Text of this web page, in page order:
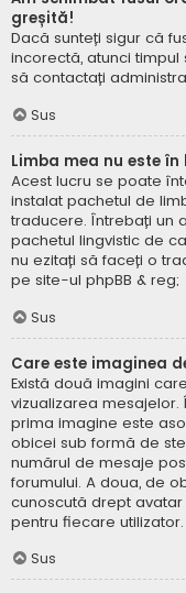
greșită!
Dacă sunteți sigur că
incorectă, atunci
să contactați
Sus
Limba mea nu este
Acest lucru se poate
instalat pachetul de
traducere. Întrebați un
pachetul lingvistic de
nu ezitați să faceți o
pe site-ul phpBB & reg;
Sus
Care este imaginea
Există două imagini
vizualizarea
prima imagine este
obicei sub formă de
numărul de mesaje
forumului. A doua, de
cunoscută drept
pentru fiecare utilizator.
Sus